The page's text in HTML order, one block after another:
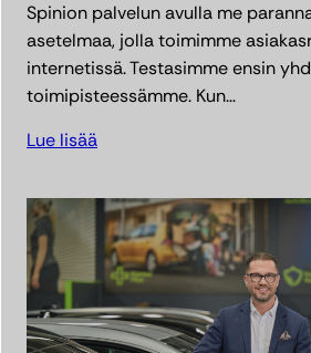
Spinion palvelun avulla me
asetelmaa, jolla toimimme
internetissä. Testasimme ensin
toimipisteessämme. Kun…
Lue lisää